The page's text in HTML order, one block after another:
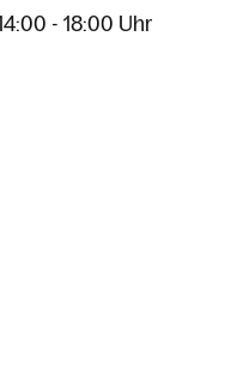
- 18:00 Uhr